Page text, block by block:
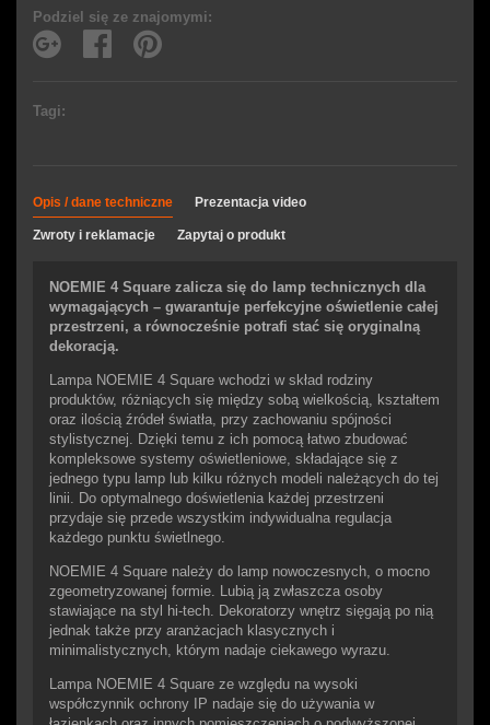
Podziel się ze znajomymi:
Tagi:
Opis / dane techniczne Prezentacja video
Zwroty i reklamacje Zapytaj o produkt
NOEMIE 4 Square zalicza się do lamp technicznych dla
wymagających – gwarantuje perfekcyjne oświetlenie całej
przestrzeni, a równocześnie potrafi stać się oryginalną
dekoracją.
Lampa NOEMIE 4 Square wchodzi w skład rodziny
produktów, różniących się między sobą wielkością, kształtem
oraz ilością źródeł światła, przy zachowaniu spójności
stylistycznej. Dzięki temu z ich pomocą łatwo zbudować
kompleksowe systemy oświetleniowe, składające się z
jednego typu lamp lub kilku różnych modeli należących do tej
linii. Do optymalnego doświetlenia każdej przestrzeni
przydaje się przede wszystkim indywidualna regulacja
każdego punktu świetlnego.
NOEMIE 4 Square należy do lamp nowoczesnych, o mocno
zgeometryzowanej formie. Lubią ją zwłaszcza osoby
stawiające na styl hi-tech. Dekoratorzy wnętrz sięgają po nią
jednak także przy aranżacjach klasycznych i
minimalistycznych, którym nadaje ciekawego wyrazu.
Lampa NOEMIE 4 Square ze względu na wysoki
współczynnik ochrony IP nadaje się do używania w